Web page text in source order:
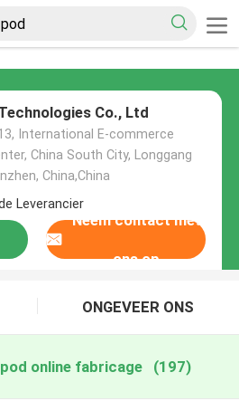
Co., Ltd
International E-commerce
China South City, Longgang
China,China
Leverancier
Neem contact met
ons op
ONGEVEER ONS
online fabricage (197)